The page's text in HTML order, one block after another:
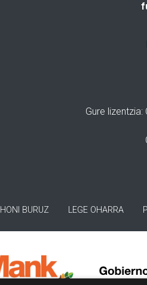
Gure lizentzia:
HONI BURUZ LEGE OHARRA